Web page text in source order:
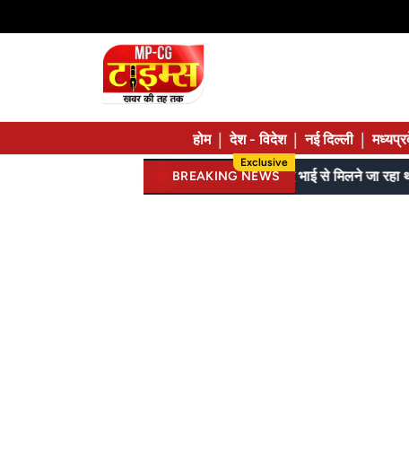
होम देश - विदेश नई दिल्ली
BREAKING NEWS
Exclusive
गरियाबंद में झोपड़ी में आंगनबाड़ी, 209 किराए में, 81 जुगाड़ में चल रहे, कमर तक बाढ़ पार कर रहे मासूम